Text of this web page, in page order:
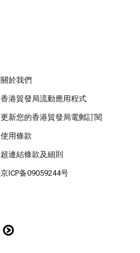
關於我們
香港貿發局流動應用程式
更新您的香港貿發局電郵訂閱
使用條款
超連結條款及細則
京ICP备09059244号